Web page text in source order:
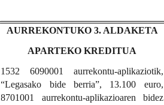
AURREKONTUKO 3. ALDAKETA
APARTEKO KREDITUA
1532 6090001 aurrekontu-aplikaziotik,
“Legasako bide berria”, 13.100 euro,
8701001 aurrekontu-aplikazioaren bidez